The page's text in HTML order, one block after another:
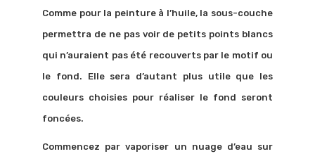
Comme pour la peinture à l’huile, la sous-couche
permettra de ne pas voir de petits points blancs
qui n’auraient pas été recouverts par le motif ou
le fond. Elle sera d’autant plus utile que les
couleurs choisies pour réaliser le fond seront
foncées.
Commencez par vaporiser un nuage d’eau sur